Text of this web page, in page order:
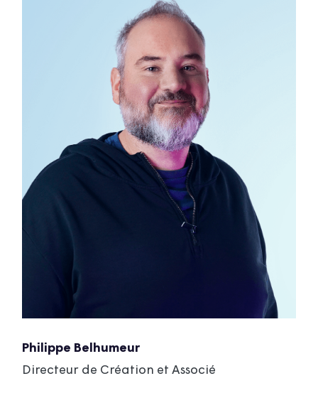
Philippe Belhumeur
Directeur de Création et Associé